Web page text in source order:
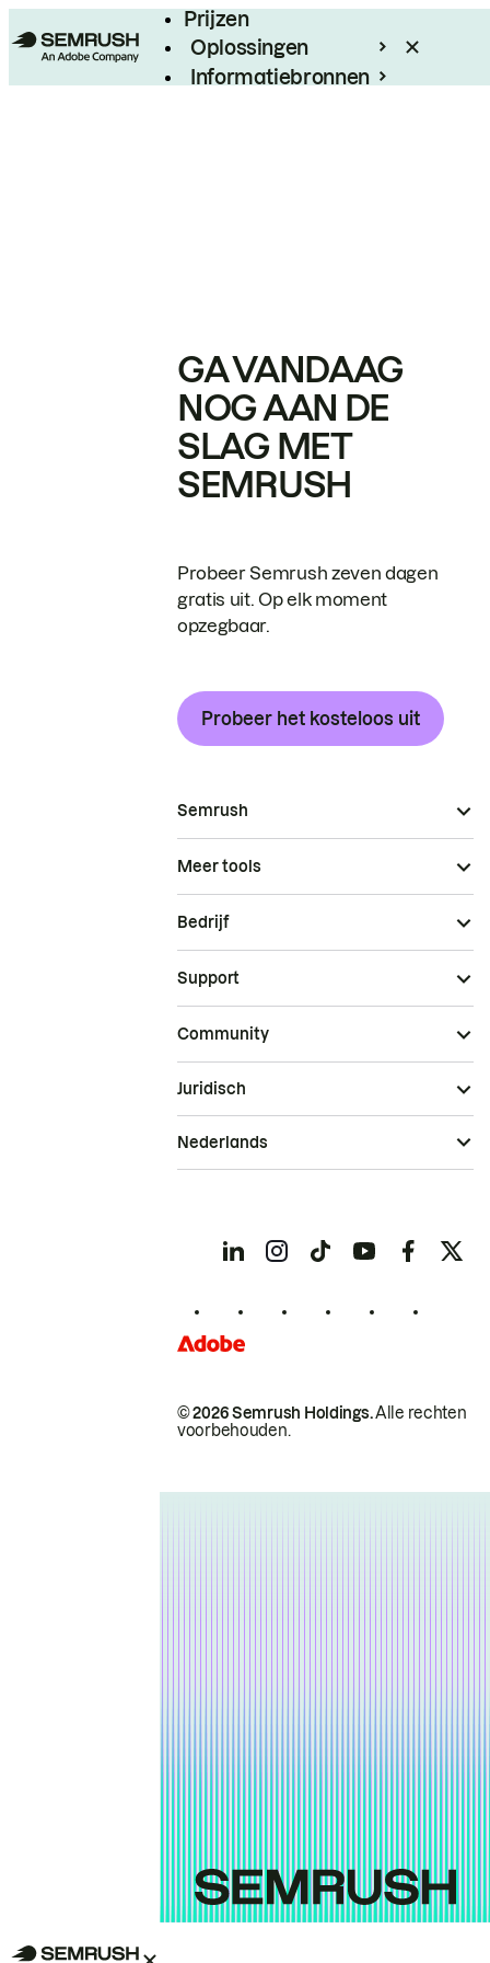
Prijzen
Oplossingen
Informatiebronnen
GA VANDAAG
NOG AAN DE
SLAG MET
SEMRUSH
Probeer Semrush zeven dagen
gratis uit. Op elk moment
opzegbaar.
Probeer het kosteloos uit
Semrush
Meer tools
Bedrijf
Support
Community
© 2026 Semrush Holdings.Alle rechten
voorbehouden.
Juridisch
Nederlands